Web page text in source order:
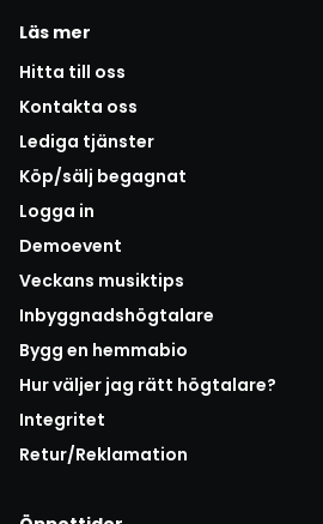
Läs mer
Hitta till oss
Kontakta oss
Lediga tjänster
Köp/sälj begagnat
Logga in
Demoevent
Veckans musiktips
Inbyggnadshögtalare
Bygg en hemmabio
Hur väljer jag rätt högtalare?
Integritet
Retur/Reklamation